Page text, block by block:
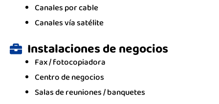
Canales por cable
Canales vía satélite
Instalaciones de negocios
Fax / fotocopiadora
Centro de negocios
Salas de reuniones / banquetes